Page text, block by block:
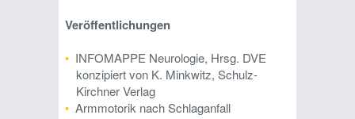
Veröffentlichungen
INFOMAPPE Neurologie, Hrsg. DVE
konzipiert von K. Minkwitz, Schulz-
Kirchner Verlag
Armmotorik nach Schlaganfall